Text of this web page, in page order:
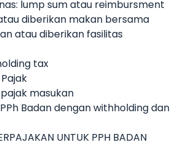
lump sum atau reimbursment
diberikan makan bersama
atau diberikan fasilitas
tax
masukan
Badan dengan withholding dan
UNTUK PPH BADAN